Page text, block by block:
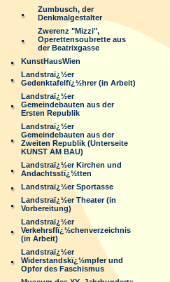
Zumbusch, der
Denkmalgestalter
Zwerenz "Mizzi",
Operettensoubrette aus
der Beatrixgasse
KunstHausWien
Landstraï¿½er
Gedenktafelfï¿½hrer (in Arbeit)
Landstraï¿½er
Gemeindebauten aus der
Ersten Republik
Landstraï¿½er
Gemeindebauten aus der
Zweiten Republik (Unterseite
KUNST AM BAU)
Landstraï¿½er Kirchen und
Andachtsstï¿½tten
Landstraï¿½er Sportasse
Landstraï¿½er Theater (in
Vorbereitung)
Landstraï¿½er
Verkehrsflï¿½chenverzeichnis
(in Arbeit)
Landstraï¿½er
Widerstandskï¿½mpfer und
Opfer des Faschismus